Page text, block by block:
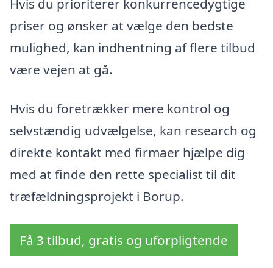
Hvis du prioriterer konkurrencedygtige
priser og ønsker at vælge den bedste
mulighed, kan indhentning af flere tilbud
være vejen at gå.
Hvis du foretrækker mere kontrol og
selvstændig udvælgelse, kan research og
direkte kontakt med firmaer hjælpe dig
med at finde den rette specialist til dit
træfældningsprojekt i Borup.
Få 3 tilbud, gratis og uforpligtende